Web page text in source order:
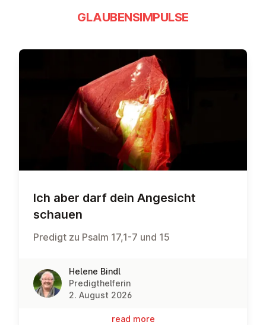
GLAUBENSIMPULSE
Ich aber darf dein Angesicht
schauen
Predigt zu Psalm 17,1-7 und 15
Helene Bindl
Predigthelferin
2. August 2026
read more